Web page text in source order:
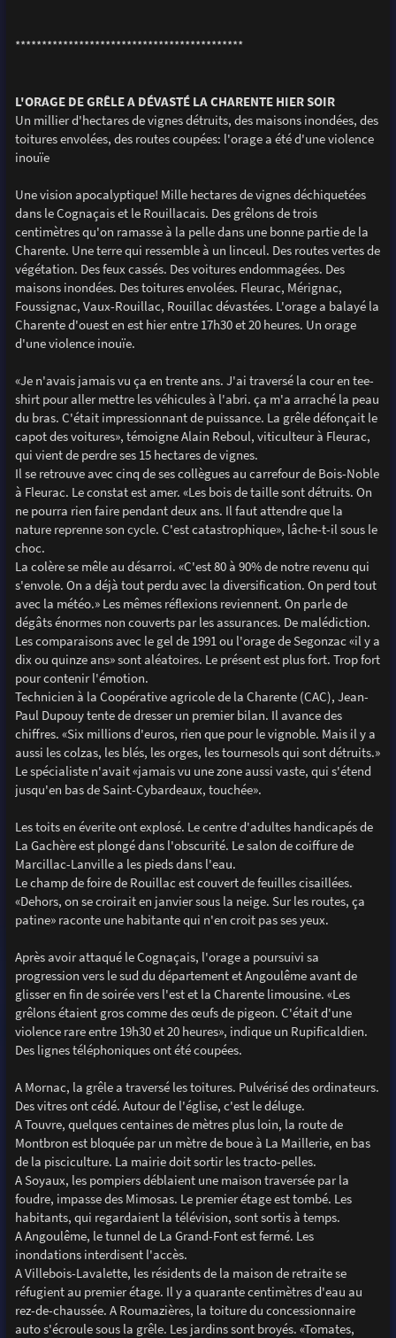
*******************************************
L'ORAGE DE GRÊLE A DÉVASTÉ LA CHARENTE HIER SOIR
Un millier d'hectares de vignes détruits, des maisons inondées, des
toitures envolées, des routes coupées: l'orage a été d'une violence
inouïe
Une vision apocalyptique! Mille hectares de vignes déchiquetées
dans le Cognaçais et le Rouillacais. Des grêlons de trois
centimètres qu'on ramasse à la pelle dans une bonne partie de la
Charente. Une terre qui ressemble à un linceul. Des routes vertes de
végétation. Des feux cassés. Des voitures endommagées. Des
maisons inondées. Des toitures envolées. Fleurac, Mérignac,
Foussignac, Vaux-Rouillac, Rouillac dévastées. L'orage a balayé la
Charente d'ouest en est hier entre 17h30 et 20 heures. Un orage
d'une violence inouïe.
«Je n'avais jamais vu ça en trente ans. J'ai traversé la cour en tee-
shirt pour aller mettre les véhicules à l'abri. ça m'a arraché la peau
du bras. C'était impressionnant de puissance. La grêle défonçait le
capot des voitures», témoigne Alain Reboul, viticulteur à Fleurac,
qui vient de perdre ses 15 hectares de vignes.
Il se retrouve avec cinq de ses collègues au carrefour de Bois-Noble
à Fleurac. Le constat est amer. «Les bois de taille sont détruits. On
ne pourra rien faire pendant deux ans. Il faut attendre que la
nature reprenne son cycle. C'est catastrophique», lâche-t-il sous le
choc.
La colère se mêle au désarroi. «C'est 80 à 90% de notre revenu qui
s'envole. On a déjà tout perdu avec la diversification. On perd tout
avec la météo.» Les mêmes réflexions reviennent. On parle de
dégâts énormes non couverts par les assurances. De malédiction.
Les comparaisons avec le gel de 1991 ou l'orage de Segonzac «il y a
dix ou quinze ans» sont aléatoires. Le présent est plus fort. Trop fort
pour contenir l'émotion.
Technicien à la Coopérative agricole de la Charente (CAC), Jean-
Paul Dupouy tente de dresser un premier bilan. Il avance des
chiffres. «Six millions d'euros, rien que pour le vignoble. Mais il y a
aussi les colzas, les blés, les orges, les tournesols qui sont détruits.»
Le spécialiste n'avait «jamais vu une zone aussi vaste, qui s'étend
jusqu'en bas de Saint-Cybardeaux, touchée».
Les toits en éverite ont explosé. Le centre d'adultes handicapés de
La Gachère est plongé dans l'obscurité. Le salon de coiffure de
Marcillac-Lanville a les pieds dans l'eau.
Le champ de foire de Rouillac est couvert de feuilles cisaillées.
«Dehors, on se croirait en janvier sous la neige. Sur les routes, ça
patine» raconte une habitante qui n'en croit pas ses yeux.
Après avoir attaqué le Cognaçais, l'orage a poursuivi sa
progression vers le sud du département et Angoulême avant de
glisser en fin de soirée vers l'est et la Charente limousine. «Les
grêlons étaient gros comme des œufs de pigeon. C'était d'une
violence rare entre 19h30 et 20 heures», indique un Rupificaldien.
Des lignes téléphoniques ont été coupées.
A Mornac, la grêle a traversé les toitures. Pulvérisé des ordinateurs.
Des vitres ont cédé. Autour de l'église, c'est le déluge.
A Touvre, quelques centaines de mètres plus loin, la route de
Montbron est bloquée par un mètre de boue à La Maillerie, en bas
de la pisciculture. La mairie doit sortir les tracto-pelles.
A Soyaux, les pompiers déblaient une maison traversée par la
foudre, impasse des Mimosas. Le premier étage est tombé. Les
habitants, qui regardaient la télévision, sont sortis à temps.
A Angoulême, le tunnel de La Grand-Font est fermé. Les
inondations interdisent l'accès.
A Villebois-Lavalette, les résidents de la maison de retraite se
réfugient au premier étage. Il y a quarante centimètres d'eau au
rez-de-chaussée. A Roumazières, la toiture du concessionnaire
auto s'écroule sous la grêle. Les jardins sont broyés. «Tomates,